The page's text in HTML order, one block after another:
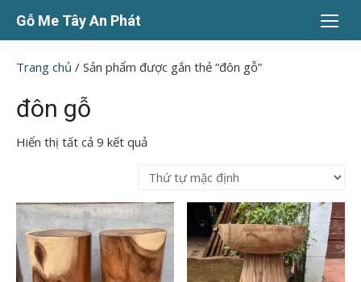
Chuyển
dung
Gỗ Me Tây An Phát
Trang chủ / Sản phẩm được gắn thẻ “đôn gỗ”
đôn gỗ
Hiển thị tất cả 9 kết quả